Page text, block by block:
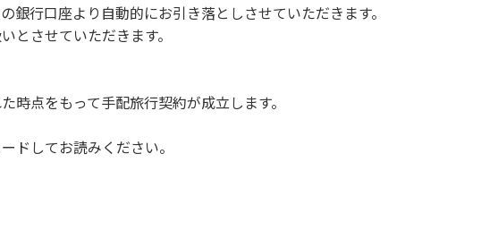
から川についての注意や警告があった場合は素直に耳を傾け、指示に従
銀行口座より自動的にお引き落としさせていただきます。
とさせていただきます。
時点をもって手配旅行契約が成立します。
ドしてお読みください。